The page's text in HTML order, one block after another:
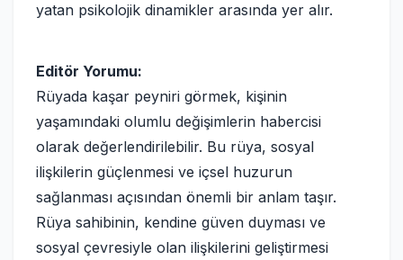
yatan psikolojik dinamikler arasında yer alır.
Editör Yorumu:
Rüyada kaşar peyniri görmek, kişinin
yaşamındaki olumlu değişimlerin habercisi
olarak değerlendirilebilir. Bu rüya, sosyal
ilişkilerin güçlenmesi ve içsel huzurun
sağlanması açısından önemli bir anlam taşır.
Rüya sahibinin, kendine güven duyması ve
sosyal çevresiyle olan ilişkilerini geliştirmesi